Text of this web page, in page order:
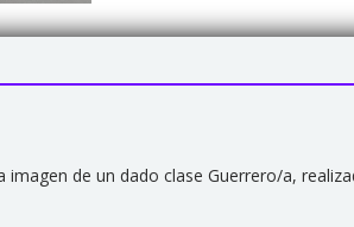
de un dado clase Guerrero/a,